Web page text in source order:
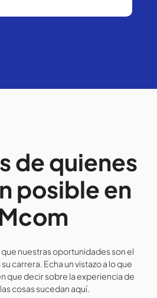
de quienes
posible en
nuestras oportunidades son el
carrera. Echa un vistazo a lo que
que decir sobre la experiencia de
cosas sucedan aquí.